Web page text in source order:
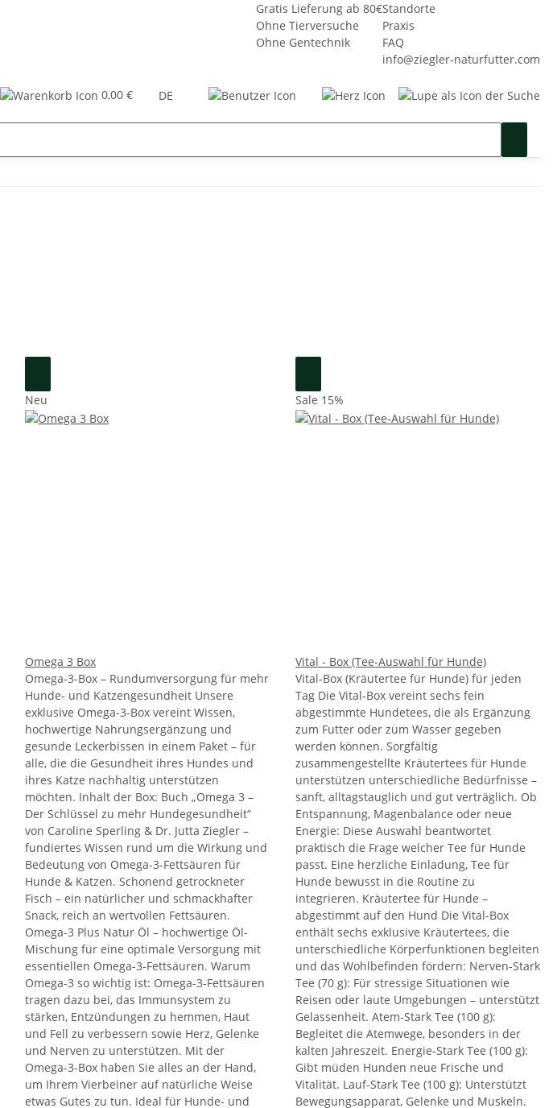
Gratis Lieferung ab 80€
Ohne Tierversuche
Ohne Gentechnik
Standorte
Praxis
FAQ
info@ziegler-naturfutter.com
0,00 € DE
Zubehör Bücher Seminare Gutschein SALE %
Neu
Omega 3 Box
Omega-3-Box – Rundumversorgung für mehr
Hunde- und Katzengesundheit Unsere
exklusive Omega-3-Box vereint Wissen,
hochwertige Nahrungsergänzung und
gesunde Leckerbissen in einem Paket – für
alle, die die Gesundheit ihres Hundes und
ihres Katze nachhaltig unterstützen
möchten. Inhalt der Box: Buch „Omega 3 –
Der Schlüssel zu mehr Hundegesundheit“
von Caroline Sperling & Dr. Jutta Ziegler –
fundiertes Wissen rund um die Wirkung und
Bedeutung von Omega-3-Fettsäuren für
Hunde & Katzen. Schonend getrockneter
Fisch – ein natürlicher und schmackhafter
Snack, reich an wertvollen Fettsäuren.
Omega-3 Plus Natur Öl – hochwertige Öl-
Mischung für eine optimale Versorgung mit
essentiellen Omega-3-Fettsäuren. Warum
Omega-3 so wichtig ist: Omega-3-Fettsäuren
tragen dazu bei, das Immunsystem zu
stärken, Entzündungen zu hemmen, Haut
und Fell zu verbessern sowie Herz, Gelenke
und Nerven zu unterstützen. Mit der
Omega-3-Box haben Sie alles an der Hand,
um Ihrem Vierbeiner auf natürliche Weise
etwas Gutes zu tun. Ideal für Hunde- und
Sale 15%
Vital - Box (Tee-Auswahl für Hunde)
Vital-Box (Kräutertee für Hunde) für jeden
Tag Die Vital-Box vereint sechs fein
abgestimmte Hundetees, die als Ergänzung
zum Futter oder zum Wasser gegeben
werden können. Sorgfältig
zusammengestellte Kräutertees für Hunde
unterstützen unterschiedliche Bedürfnisse –
sanft, alltagstauglich und gut verträglich. Ob
Entspannung, Magenbalance oder neue
Energie: Diese Auswahl beantwortet
praktisch die Frage welcher Tee für Hunde
passt. Eine herzliche Einladung, Tee für
Hunde bewusst in die Routine zu
integrieren. Kräutertee für Hunde –
abgestimmt auf den Hund Die Vital-Box
enthält sechs exklusive Kräutertees, die
unterschiedliche Körperfunktionen begleiten
und das Wohlbefinden fördern: Nerven-Stark
Tee (70 g): Für stressige Situationen wie
Reisen oder laute Umgebungen – unterstützt
Gelassenheit. Atem-Stark Tee (100 g):
Begleitet die Atemwege, besonders in der
kalten Jahreszeit. Energie-Stark Tee (100 g):
Gibt müden Hunden neue Frische und
Vitalität. Lauf-Stark Tee (100 g): Unterstützt
Bewegungsapparat, Gelenke und Muskeln.